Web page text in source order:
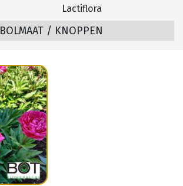
Lactiflora
BOLMAAT / KNOPPEN